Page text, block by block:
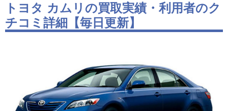
トヨタ カムリの買取実績・利用者のク
チコミ詳細【毎日更新】